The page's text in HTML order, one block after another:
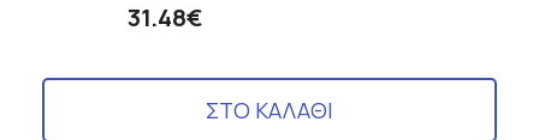
31.48€
ΣΤΟ ΚΑΛΑΘΙ